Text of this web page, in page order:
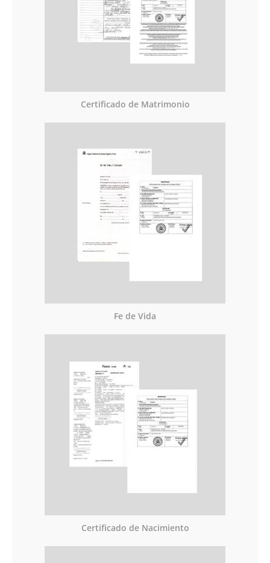
Certificado de Matrimonio
Fe de Vida
Certificado de Nacimiento